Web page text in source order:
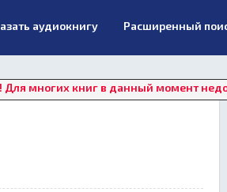
аудиокнигу Расширенный
книг в данный момент недоступно